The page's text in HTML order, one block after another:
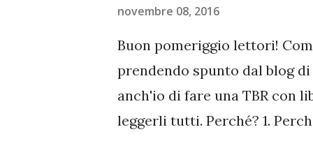
terra dove i libri sono banditi
Sefia sa cosa significa dover
brutalmente ucciso, è fuggita
novembre 08, 2016
Buon pomeriggio lettori!
prendendo spunto dal blog
anch'io di fare una TBR con
leggerli tutti. Perché? 1.